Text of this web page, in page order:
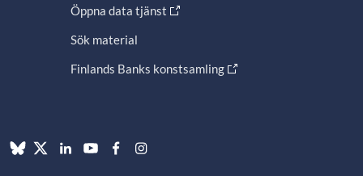
Öppna data tjänst
Sök material
Finlands Banks konstsamling